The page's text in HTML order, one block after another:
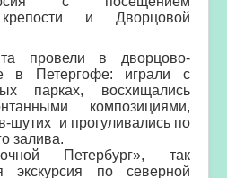
крепости и Дворцовой
провели в дворцово-
в Петергофе: играли с
парках, восхищались
композициями,
шутих и прогуливались по
залива.
Петербург», так
экскурсия по северной